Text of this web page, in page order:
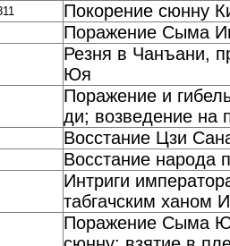
Покорение сюнну
Поражение Сыма
Резня в Чанъани,
Юя
Поражение и
ди; возведение на
Восстание Цзи
Восстание народа
Интриги
табгачским ханом
Поражение Сыма